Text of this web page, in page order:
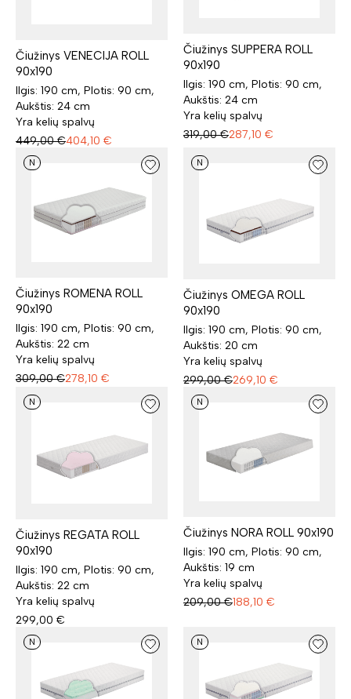
Čiužinys VENECIJA ROLL
90x190
Ilgis: 190 cm, Plotis: 90 cm,
Aukštis: 24 cm
Yra kelių spalvų
449,00 €404,10 €
Čiužinys SUPPERA ROLL
90x190
Ilgis: 190 cm, Plotis: 90 cm,
Aukštis: 24 cm
Yra kelių spalvų
319,00 €287,10 €
N
Čiužinys ROMENA ROLL
90x190
Ilgis: 190 cm, Plotis: 90 cm,
Aukštis: 22 cm
Yra kelių spalvų
309,00 €278,10 €
N
Čiužinys OMEGA ROLL
90x190
Ilgis: 190 cm, Plotis: 90 cm,
Aukštis: 20 cm
Yra kelių spalvų
299,00 €269,10 €
N
Čiužinys REGATA ROLL
90x190
Ilgis: 190 cm, Plotis: 90 cm,
Aukštis: 22 cm
Yra kelių spalvų
299,00 €
N
Čiužinys NORA ROLL 90x190
Ilgis: 190 cm, Plotis: 90 cm,
Aukštis: 19 cm
Yra kelių spalvų
209,00 €188,10 €
N N